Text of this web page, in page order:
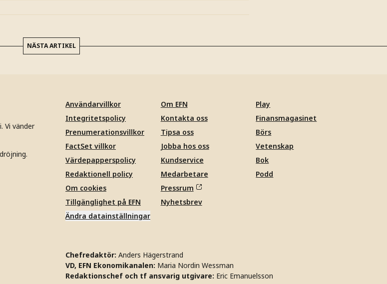
NÄSTA ARTIKEL
Vi vänder
Användarvillkor
Integritetspolicy
Prenumerationsvillkor
FactSet villkor
Värdepapperspolicy
Redaktionell policy
Om cookies
Tillgänglighet på EFN
Ändra datainställningar
Om EFN
Kontakta oss
Tipsa oss
Jobba hos oss
Kundservice
Medarbetare
Pressrum
Nyhetsbrev
Play
Finansmagasinet
Börs
Vetenskap
Bok
Podd
Chefredaktör: Anders Hägerstrand
VD, EFN Ekonomikanalen: Maria Nordin Wessman
Redaktionschef och tf ansvarig utgivare: Eric Emanuelsson